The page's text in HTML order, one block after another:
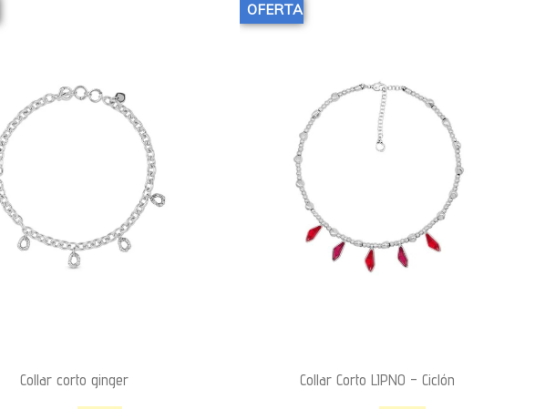
Collar corto ginger
OFERTA
Collar Corto LIPNO – Ciclón